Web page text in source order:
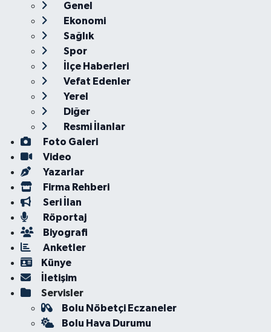
Genel
Ekonomi
Sağlık
Spor
İlçe Haberleri
Vefat Edenler
Yerel
Diğer
Resmi İlanlar
Foto Galeri
Video
Yazarlar
Firma Rehberi
Seri İlan
Röportaj
Biyografi
Anketler
Künye
İletişim
Servisler
Bolu Nöbetçi Eczaneler
Bolu Hava Durumu